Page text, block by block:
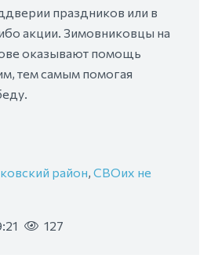
праздников или в
акции. Зимовниковцы на
оказывают помощь
тем самым помогая
район, СВОих не
127